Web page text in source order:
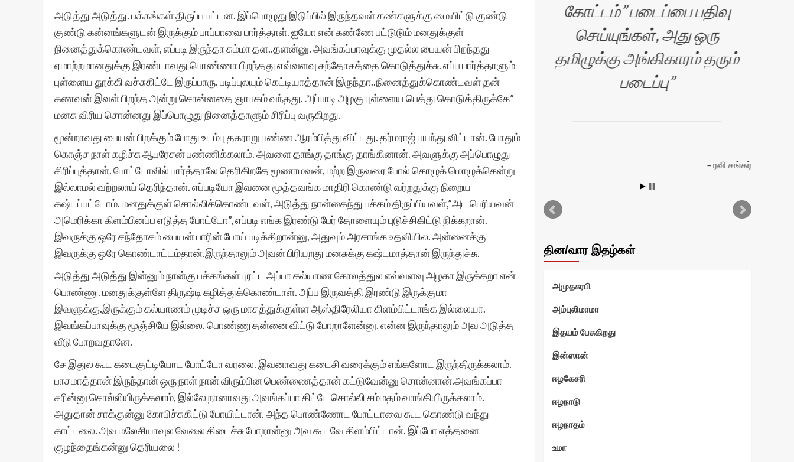
அடுத்து அடுத்து. பக்கங்கள் திருப்ப பட்டன. இப்பொழுது இடுப்பில் இருந்தவள் கண்களுக்கு மையிட்டு குண்டு
குண்டு கன்னங்களுடன் இருக்கும் பாப்பாவை பார்த்தாள். ஐயோ என் கண்ணே பட்டுடும் மனதுக்குள்
நினைத்துக்கொண்டவள், எப்படி இருந்தா சும்மா தள..தளன்னு. அவங்கப்பாவுக்கு முதல்ல பையன் பிறந்தது
ஏமாற்றமானதுக்கு இரண்டாவது பொண்ணா பிறந்தது எவ்வளவு சந்தோசத்தை கொடுத்துச்சு. எப்ப பார்த்தாளும்
புள்ளைய தூக்கி வச்சுகிட்டே இருப்பாரு. படிப்புலயும் கெட்டியாத்தான் இருந்தா..நினைத்துக்கொண்டவள் தன்
கணவன் இவள் பிறந்த அன்று சொன்னதை ஞாபகம் வந்தது. அப்பாடி அழகு புள்ளைய பெத்து கொடுத்திருக்கே”
மனசு விரிய சொன்னது இப்பொழுது நினைத்தாளும் சிரிப்பு வருகிறது.
மூன்றாவது பையன் பிறக்கும் போது உடம்பு தகராறு பண்ண ஆரம்பித்து விட்டது. தர்மராஜ் பயந்து விட்டான். போதும்
கொஞ்ச நாள் கழிச்சு ஆபரேசன் பண்ணிக்கலாம். அவளை தாங்கு தாங்கு தாங்கினான். அவளுக்கு அப்பொழுது
சிரிப்புத்தான். போட்டோவில் பார்த்தாலே தெரிகிறதே மூணாமவன், மற்ற இருவரை போல் கொழுக் மொழுக்கென்று
இல்லாமல் வற்றலாய் தெரிந்தான். எப்படியோ இவனை மூத்தவங்க மாதிரி கொண்டு வர்றதுக்கு நிறைய
கஷ்டப்பட்டோம். மனதுக்குள் சொல்லிக்கொண்டவள், அடுத்து நான்கைந்து பக்கம் திருப்பியவள்,”அட பெரியவன்
அமெரிக்கா கிளம்பினப்ப எடுத்த போட்டோ”, எப்படி எங்க இரண்டு பேர் தோளையும் புடுச்சிகிட்டு நிக்கறான்.
இவருக்கு ஒரே சந்தோசம் பையன் பாரின் போய் படிக்கிறான்னு, அதுவும் அரசாங்க உதவியில. அன்னைக்கு
இவருக்கு ஒரே கொண்டாட்டம்தான்.இருந்தாலும் அவன் பிரியறது மனசுக்கு கஷ்டமாத்தான் இருந்துச்சு.
அடுத்து அடுத்து இன்னும் நான்கு பக்கங்கள் புரட்ட அப்பா கல்யாண கோலத்துல எவ்வளவு அழகா இருக்கறா என்
பொண்ணு. மனதுக்குள்ளே திருஷ்டி கழித்துக்கொண்டாள். அப்ப இருவத்தி இரண்டு இருக்குமா
இவளுக்கு.இருக்கும் கல்யாணம் முடிச்ச ஒரு மாசத்துக்குள்ள ஆஸ்திரேலியா கிளம்பிட்டாங்க இல்லையா.
இவங்கப்பாவுக்கு மூஞ்சியே இல்லை. பொண்ணு தன்னை விட்டு போறாளேன்னு. என்ன இருந்தாலும் அவ அடுத்த
வீடு போறவதானே.
சே இதுல கூட கடைகுட்டியோட போட்டோ வரலை. இவனாவது கடைசி வரைக்கும் எங்களோட இருந்திருக்கலாம்.
பாசமாத்தான் இருந்தான் ஒரு நாள் நான் விரும்பின பெண்ணைத்தான் கட்டுவேன்னு சொன்னான்.அவங்கப்பா
சரின்னு சொல்லியிருக்கலாம், இல்லே நானாவது அவங்கப்பா கிட்டே சொல்லி சம்மதம் வாங்கியிருக்கலாம்.
அதுதான் சாக்குன்னு கோபிச்சுகிட்டு போயிட்டான். அந்த பொண்ணோட போட்டாவை கூட கொண்டு வந்து
காட்டலை. அவ மலேசியாவுல வேலை கிடைச்சு போறான்னு அவ கூடவே கிளம்பிட்டான். இப்போ எத்தனை
குழந்தைங்கன்னு தெரியலை !
பவானி சச்சிதானந்தன்
கோட்டம்” படைப்பை பதிவு
செய்யுங்கள், அது ஒரு
தமிழுக்கு அங்கிகாரம் தரும்
படைப்பு
ரவி சங்கர்
தின/வார இதழ்கள்
அமுதசுரபி
அம்புலிமாமா
இதயம் பேசுகிறது
இன்ஸான்
ஈழகேசரி
ஈழநாடு
ஈழநாதம்
உமா